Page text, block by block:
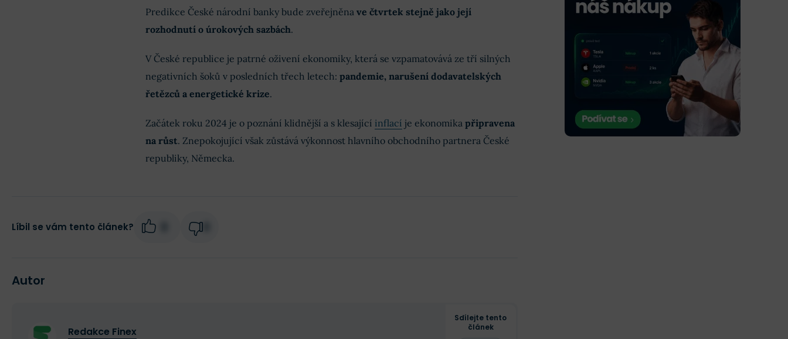
Predikce České národní banky bude zveřejněna ve čtvrtek stejně jako její
rozhodnutí o úrokových sazbách.
V České republice je patrné oživení ekonomiky, která se vzpamatovává ze tří silných
negativních šoků v posledních třech letech: pandemie, narušení dodavatelských
řetězců a energetické krize.
Začátek roku 2024 je o poznání klidnější a s klesající inflací je ekonomika připravena
na růst. Znepokojující však zůstává výkonnost hlavního obchodního partnera České
republiky, Německa.
Líbil se vám tento článek?
Autor
Redakce Finex
Sdílejte tento
článek